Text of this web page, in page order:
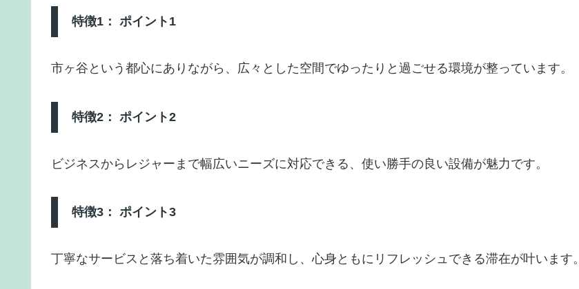
特徴1： ポイント1
市ヶ谷という都心にありながら、広々とした空間でゆったりと過ごせる環境が整っています。
特徴2： ポイント2
ビジネスからレジャーまで幅広いニーズに対応できる、使い勝手の良い設備が魅力です。
特徴3： ポイント3
丁寧なサービスと落ち着いた雰囲気が調和し、心身ともにリフレッシュできる滞在が叶います。